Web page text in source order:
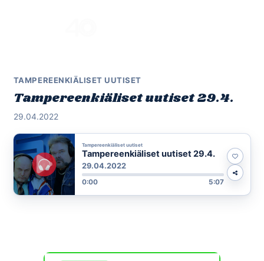
TAMPEREENKIÄLISET UUTISET
Tampereenkiäliset uutiset 29.4.
29.04.2022
Tampereenkiäliset uutiset
Tampereenkiäliset uutiset 29.4.
29.04.2022
0:00 5:07